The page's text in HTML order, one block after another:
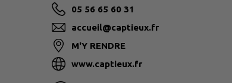
05 56 65 60 31
accueil@captieux.fr
M'Y RENDRE
www.captieux.fr